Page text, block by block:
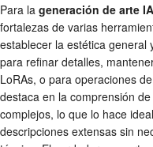
Para la generación de arte IA
fortalezas de varias
establecer la estética general
para refinar detalles,
LoRAs, o para operaciones
destaca en la comprensión
complejos, lo que lo hace
descripciones extensas sin